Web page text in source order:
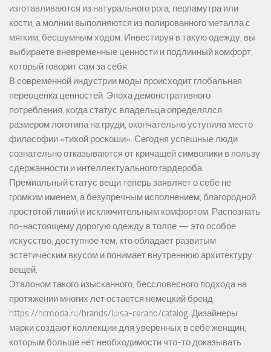
изготавливаются из натурального рога, перламутра или
кости, а молнии выполняются из полированного металла с
мягким, бесшумным ходом. Инвестируя в такую одежду, вы
выбираете вневременные ценности и подлинный комфорт,
который говорит сам за себя.
В современной индустрии моды происходит глобальная
переоценка ценностей. Эпоха демонстративного
потребления, когда статус владельца определялся
размером логотипа на груди, окончательно уступила место
философии «тихой роскоши». Сегодня успешные люди
сознательно отказываются от кричащей символики в пользу
сдержанности и интеллектуального гардероба.
Премиальный статус вещи теперь заявляет о себе не
громким именем, а безупречным исполнением, благородной
простотой линий и исключительным комфортом. Распознать
по-настоящему дорогую одежду в толпе — это особое
искусство, доступное тем, кто обладает развитым
эстетическим вкусом и понимает внутреннюю архитектуру
вещей.
Эталоном такого изысканного, бессловесного подхода на
протяжении многих лет остается немецкий бренд
https://hcmoda.ru/brands/luisa-cerano/catalog. Дизайнеры
марки создают коллекции для уверенных в себе женщин,
которым больше нет необходимости что-то доказывать